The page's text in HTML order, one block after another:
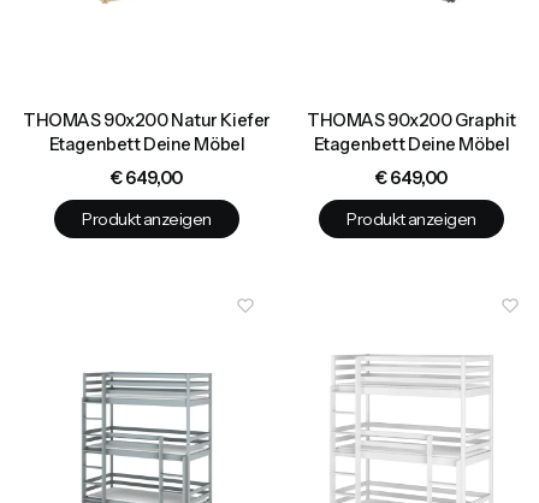
THOMAS 90x200 Natur Kiefer
Etagenbett Deine Möbel
Preis
€ 649,00
Produkt anzeigen
THOMAS 90x200 Graphit
Etagenbett Deine Möbel
Preis
€ 649,00
Produkt anzeigen